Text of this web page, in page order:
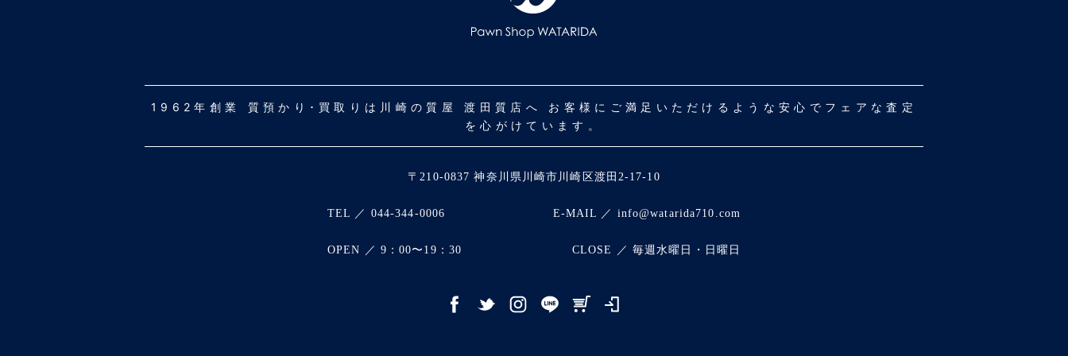
1962年創業 質預かり･買取りは川崎の質屋 渡田質店へ お客様にご満足いただけるような安心でフェアな査定
を心がけています。
〒210-0837 神奈川県川崎市川崎区渡田2-17-10
TEL ／ 044-344-0006 E-MAIL ／ info@watarida710.com
OPEN ／ 9：00〜19：30 CLOSE ／ 毎週水曜日・日曜日